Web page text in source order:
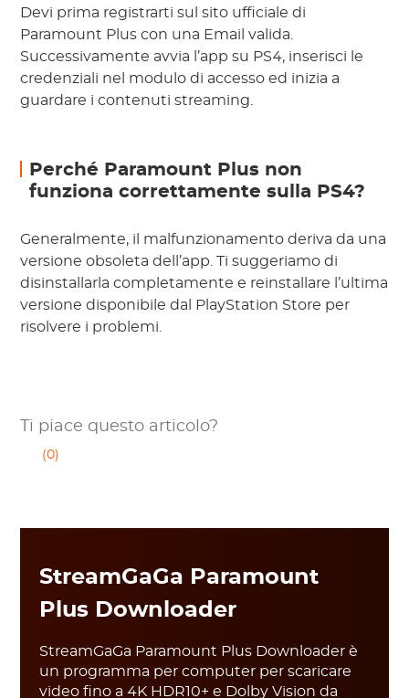
Devi prima registrarti sul sito ufficiale di
Paramount Plus con una Email valida.
Successivamente avvia l’app su PS4, inserisci le
credenziali nel modulo di accesso ed inizia a
guardare i contenuti streaming.
Perché Paramount Plus non
funziona correttamente sulla PS4?
Generalmente, il malfunzionamento deriva da una
versione obsoleta dell’app. Ti suggeriamo di
disinstallarla completamente e reinstallare l’ultima
versione disponibile dal PlayStation Store per
risolvere i problemi.
Ti piace questo articolo?
(0)
StreamGaGa Paramount
Plus Downloader
StreamGaGa Paramount Plus Downloader è
un programma per computer per scaricare
video fino a 4K HDR10+ e Dolby Vision da